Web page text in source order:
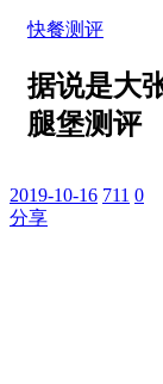
快餐测评
据说是大
腿堡测评
2019-10-16 711 0
分享